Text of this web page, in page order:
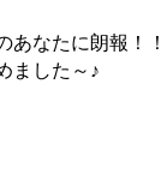
あなたに朗報！！
ました～♪